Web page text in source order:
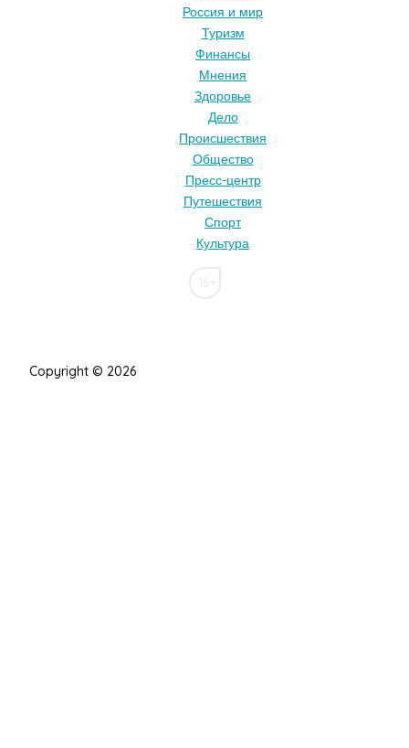
Россия и мир
Туризм
Финансы
Мнения
Здоровье
Дело
Происшествия
Общество
Пресс-центр
Путешествия
Спорт
Культура
Copyright © 2026